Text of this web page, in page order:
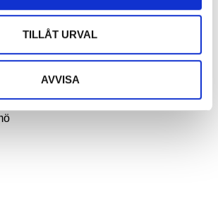
TILLÅT URVAL
AVVISA
7